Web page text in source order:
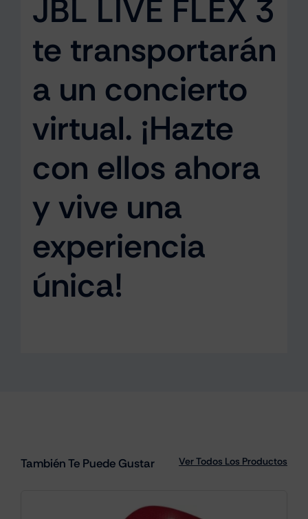
JBL LIVE FLEX 3
te transportarán
a un concierto
virtual. ¡Hazte
con ellos ahora
y vive una
experiencia
única!
También Te Puede Gustar Ver Todos Los Productos